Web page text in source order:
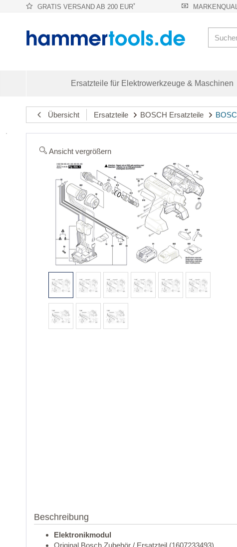
GRATIS VERSAND AB 200 EUR*
Ersatzteile für Elektrowerkzeuge & Maschinen
Übersicht Ersatzteile BOSCH Ersatzteile
Ansicht vergrößern
Beschreibung
Elektronikmodul
Original Bosch Zubehör / Ersatzteil (1607233493)